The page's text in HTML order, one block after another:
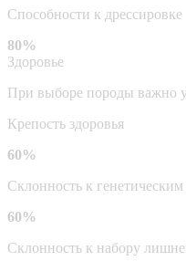
Способности к дрессировке
80%
Здоровье
При выборе породы важно
Крепость здоровья
60%
Склонность к генетическим
60%
Склонность к набору